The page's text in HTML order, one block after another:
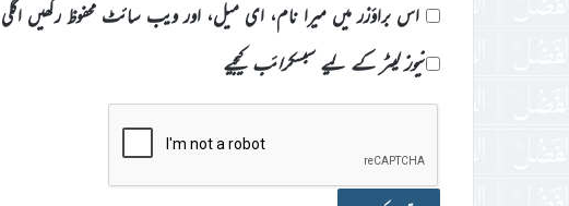
اس براؤزر میں میرا نام، ای میل، اور ویب سائٹ محفوظ رکھیں
نیوز لیٹر کے لیے سبسکرائب کیجیے